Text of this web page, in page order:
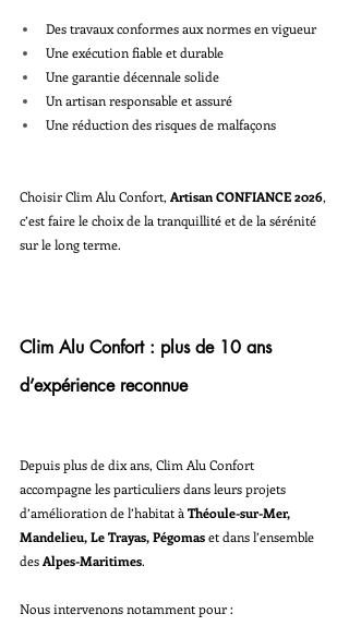
Des travaux conformes aux normes en vigueur
Une exécution fiable et durable
Une garantie décennale solide
Un artisan responsable et assuré
Une réduction des risques de malfaçons
Choisir Clim Alu Confort, Artisan CONFIANCE 2026,
c’est faire le choix de la tranquillité et de la sérénité
sur le long terme.
Clim Alu Confort : plus de 10 ans
d’expérience reconnue
Depuis plus de dix ans, Clim Alu Confort
accompagne les particuliers dans leurs projets
d’amélioration de l’habitat à Théoule-sur-Mer,
Mandelieu, Le Trayas, Pégomas et dans l’ensemble
des Alpes-Maritimes.
Nous intervenons notamment pour :